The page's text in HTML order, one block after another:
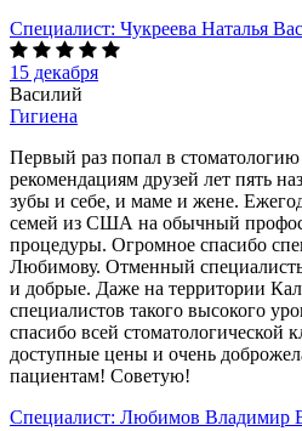
Специалист: Чукреева Наталья
15 декабря
Василий
Гигиена
Первый раз попал в
рекомендациям друзей лет пять
зубы и себе, и маме и жене.
семей из США на обычный
процедуры. Огромное спасибо
Любимову. Отменный
и добрые. Даже на территории
специалистов такого высокого
спасибо всей стоматологической
доступные цены и очень
пациентам! Советую!
Специалист: Любимов Владимир